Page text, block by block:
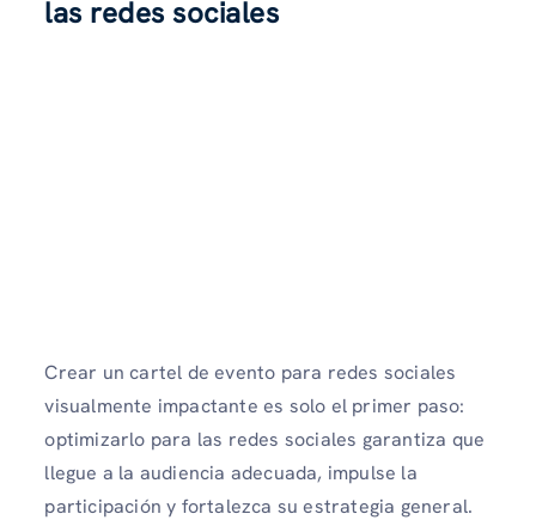
las redes sociales
Crear un cartel de evento para redes sociales
visualmente impactante es solo el primer paso:
optimizarlo para las redes sociales garantiza que
llegue a la audiencia adecuada, impulse la
participación y fortalezca su estrategia general.